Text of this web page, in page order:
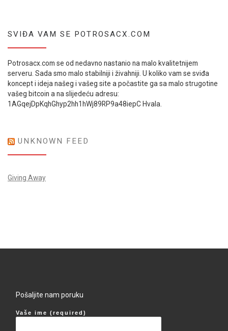
SVIĐA VAM SE POTROSACX.COM
Potrosacx.com se od nedavno nastanio na malo kvalitetnijem
serveru. Sada smo malo stabilniji i živahniji. U koliko vam se sviđa
koncept i ideja našeg i vašeg site a počastite ga sa malo strugotine
vašeg bitcoin a na slijedeću adresu:
1AGqejDpKqhGhyp2hh1hWj89RP9a48iepC Hvala.
UNKNOWN FEED
Giving Away
Pošaljite nam poruku
Vaše ime (required)